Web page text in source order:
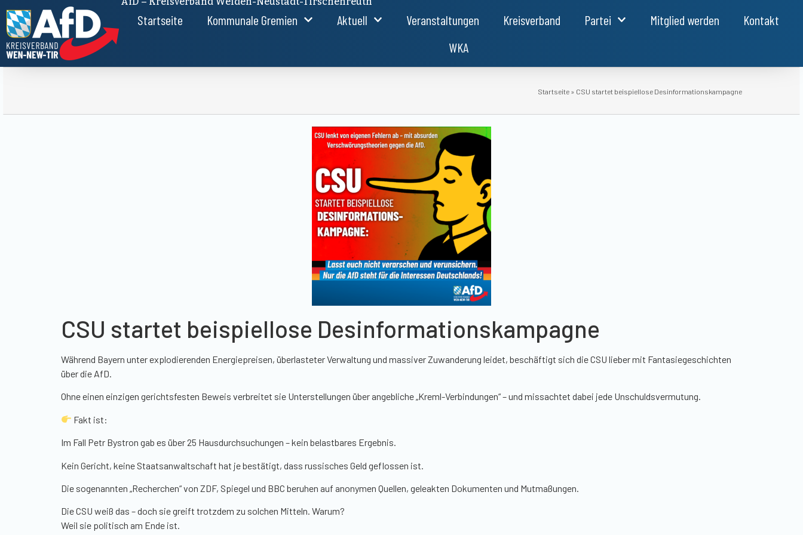
Startseite Kommunale Gremien Aktuell Veranstaltungen Kreisverband Partei Mitglied werden
Kontakt
WKA
Startseite » CSU startet beispiellose Desinformationskampagne
CSU startet beispiellose Desinformationskampagne
Während Bayern unter explodierenden Energiepreisen, überlasteter Verwaltung und massiver Zuwanderung leidet, beschäftigt sich die CSU lieber mit Fantasiegeschichten
über die AfD.
Ohne einen einzigen gerichtsfesten Beweis verbreitet sie Unterstellungen über angebliche „Kreml-Verbindungen“ – und missachtet dabei jede Unschuldsvermutung.
Fakt ist:
Im Fall Petr Bystron gab es über 25 Hausdurchsuchungen – kein belastbares Ergebnis.
Kein Gericht, keine Staatsanwaltschaft hat je bestätigt, dass russisches Geld geflossen ist.
Die sogenannten „Recherchen“ von ZDF, Spiegel und BBC beruhen auf anonymen Quellen, geleakten Dokumenten und Mutmaßungen.
Die CSU weiß das – doch sie greift trotzdem zu solchen Mitteln. Warum?
Weil sie politisch am Ende ist.